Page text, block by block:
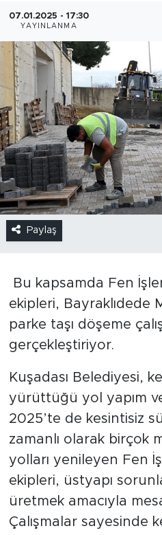
07.01.2025 - 17:30
YAYINLANMA
Paylaş
Bu kapsamda Fen
ekipleri, Bayraklıdede
parke taşı döşeme
gerçekleştiriyor.
Kuşadası Belediyesi,
yürüttüğü yol yapım ve
2025’te de kesintisiz
zamanlı olarak birçok
yolları yenileyen Fen
ekipleri, üstyapı
üretmek amacıyla
Çalışmalar sayesinde